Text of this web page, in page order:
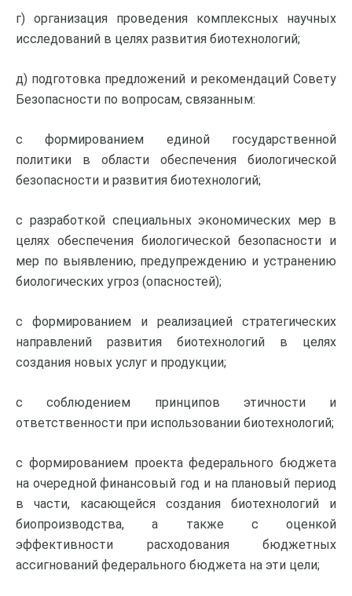
г) организация проведения комплексных научных
исследований в целях развития биотехнологий;
д) подготовка предложений и рекомендаций Совету
Безопасности по вопросам, связанным:
с формированием единой государственной
политики в области обеспечения биологической
безопасности и развития биотехнологий;
с разработкой специальных экономических мер в
целях обеспечения биологической безопасности и
мер по выявлению, предупреждению и устранению
биологических угроз (опасностей);
с формированием и реализацией стратегических
направлений развития биотехнологий в целях
создания новых услуг и продукции;
с соблюдением принципов этичности и
ответственности при использовании биотехнологий;
с формированием проекта федерального бюджета
на очередной финансовый год и на плановый период
в части, касающейся создания биотехнологий и
биопроизводства, а также с оценкой
эффективности расходования бюджетных
ассигнований федерального бюджета на эти цели;